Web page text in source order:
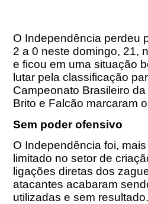
O Independência perdeu
2 a 0 neste domingo, 21,
e ficou em uma situação
lutar pela classificação
Campeonato Brasileiro
Brito e Falcão marcaram
Sem poder ofensivo
O Independência foi,
limitado no setor de
ligações diretas dos
atacantes acabaram
utilizadas e sem resultado.